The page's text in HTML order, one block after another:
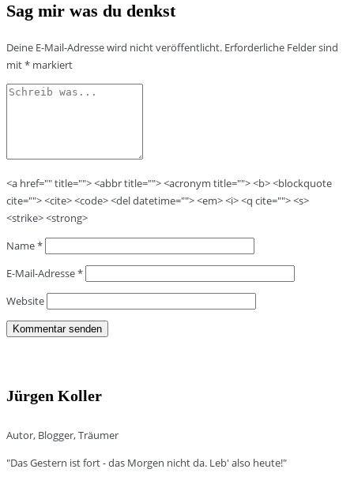
Sag mir was du denkst
Deine E-Mail-Adresse wird nicht veröffentlicht. Erforderliche Felder sind
mit* markiert
<a href="" title=""> <abbr title=""> <acronym title=""> <b> <blockquote
cite=""> <cite> <code> <del datetime=""> <em> <i> <q cite=""> <s>
<strike> <strong>
Name*
E-Mail-Adresse*
Website
Jürgen Koller
Autor, Blogger, Träumer
"Das Gestern ist fort - das Morgen nicht da. Leb' also heute!"